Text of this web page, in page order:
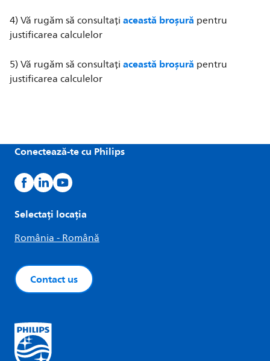
4) Vă rugăm să consultațiaceastă broșură pentru
justificarea calculelor
5) Vă rugăm să consultațiaceastă broșură pentru
justificarea calculelor
Conectează-te cu Philips
Selectați locația
România - Română
Contact us